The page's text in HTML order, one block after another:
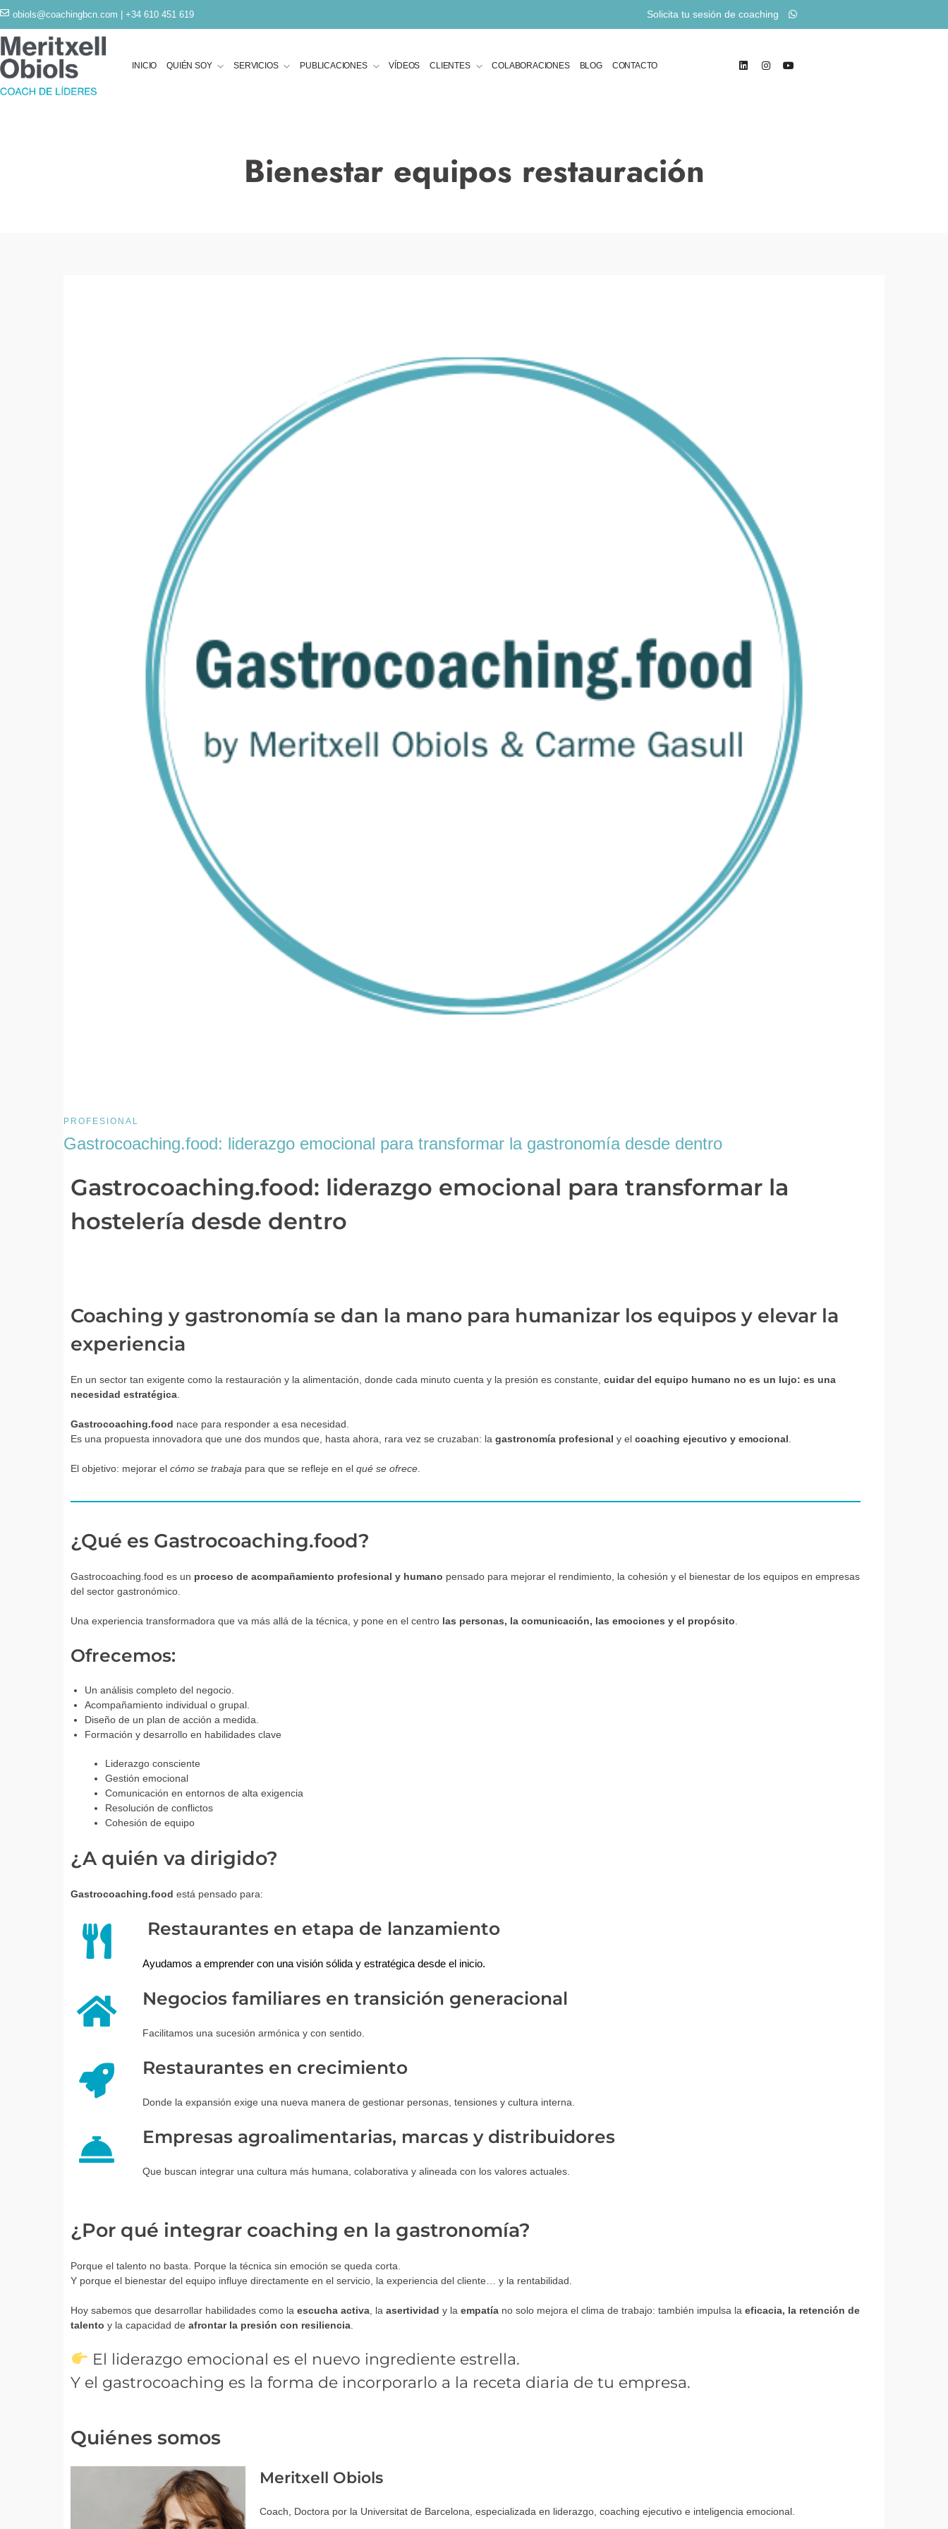
obiols@coachingbcn.com | +34 610 451 619 Solicita tu sesión de coaching
INICIO QUIÉN SOY SERVICIOS PUBLICACIONES VÍDEOS CLIENTES COLABORACIONES BLOG CONTACTO
Bienestar equipos restauración
PROFESIONAL
Gastrocoaching.food: liderazgo emocional para transformar la gastronomía desde dentro
Gastrocoaching.food: liderazgo emocional para transformar la
hostelería desde dentro
Coaching y gastronomía se dan la mano para humanizar los equipos y elevar la
experiencia
En un sector tan exigente como la restauración y la alimentación, donde cada minuto cuenta y la presión es constante, cuidar del equipo humano no es un lujo: es una
necesidad estratégica
Gastrocoaching.food nace para responder a esa necesidad.
Es una propuesta innovadora que une dos mundos que, hasta ahora, rara vez se cruzaban: la gastronomía profesional y el coaching ejecutivo y emocional
El objetivo: mejorar el cómo se trabaja para que se refleje en el qué se ofrece
¿Qué es Gastrocoaching.food?
Gastrocoaching.food es un proceso de acompañamiento profesional y humano pensado para mejorar el rendimiento, la cohesión y el bienestar de los equipos en empresas
del sector gastronómico.
Una experiencia transformadora que va más allá de la técnica, y pone en el centro las personas, la comunicación, las emociones y el propósito
Ofrecemos:
Un análisis completo del negocio.
Acompañamiento individual o grupal.
Diseño de un plan de acción a medida.
Formación y desarrollo en habilidades clave
Liderazgo consciente
Gestión emocional
Comunicación en entornos de alta exigencia
Resolución de conflictos
Cohesión de equipo
¿A quién va dirigido?
Gastrocoaching.food está pensado para:
Restaurantes en etapa de lanzamiento
Ayudamos a emprender con una visión sólida y estratégica desde el inicio.
Negocios familiares en transición generacional
Facilitamos una sucesión armónica y con sentido.
Restaurantes en crecimiento
Donde la expansión exige una nueva manera de gestionar personas, tensiones y cultura interna.
Empresas agroalimentarias, marcas y distribuidores
Que buscan integrar una cultura más humana, colaborativa y alineada con los valores actuales.
¿Por qué integrar coaching en la gastronomía?
Porque el talento no basta. Porque la técnica sin emoción se queda corta.
Y porque el bienestar del equipo influye directamente en el servicio, la experiencia del cliente… y la rentabilidad.
Hoy sabemos que desarrollar habilidades como la escucha activa , la asertividad y la empatía no solo mejora el clima de trabajo: también impulsa la eficacia, la retención de
talento y la capacidad de afrontar la presión con resiliencia
El liderazgo emocional es el nuevo ingrediente estrella.
Y el gastrocoaching es la forma de incorporarlo a la receta diaria de tu empresa.
Quiénes somos
Meritxell Obiols
Coach, Doctora por la Universitat de Barcelona, especializada en liderazgo, coaching ejecutivo e inteligencia emocional.